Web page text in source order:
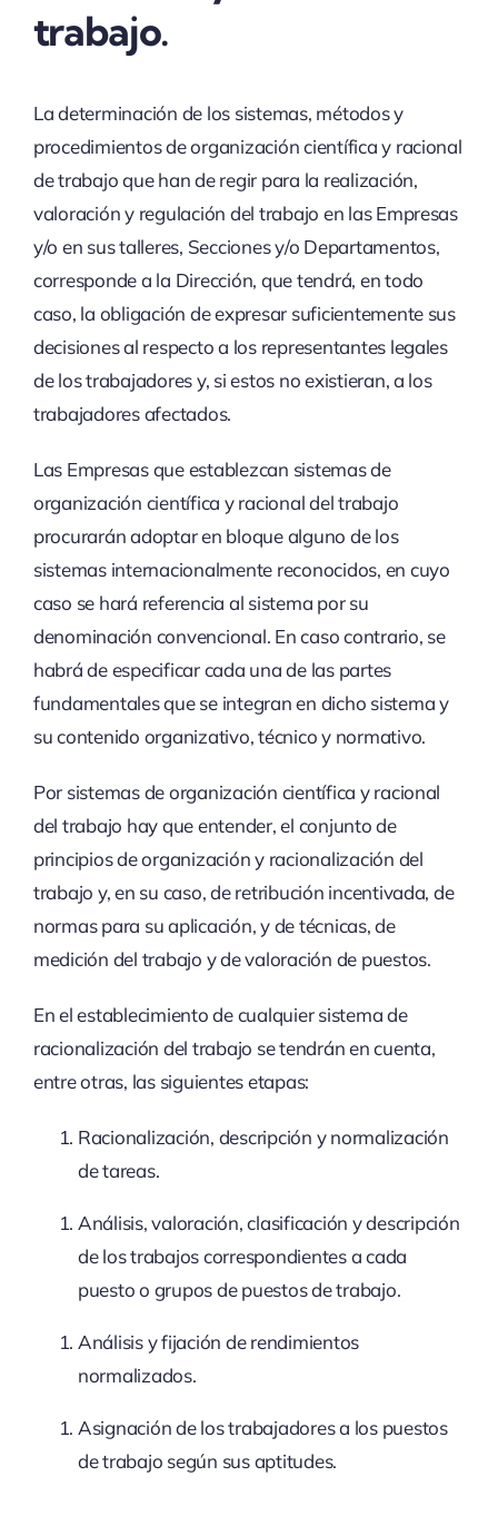
trabajo.
La determinación de los sistemas, métodos y
procedimientos de organización científica y racional
de trabajo que han de regir para la realización,
valoración y regulación del trabajo en las Empresas
y/o en sus talleres, Secciones y/o Departamentos,
corresponde a la Dirección, que tendrá, en todo
caso, la obligación de expresar suficientemente sus
decisiones al respecto a los representantes legales
de los trabajadores y, si estos no existieran, a los
trabajadores afectados.
Las Empresas que establezcan sistemas de
organización científica y racional del trabajo
procurarán adoptar en bloque alguno de los
sistemas internacionalmente reconocidos, en cuyo
caso se hará referencia al sistema por su
denominación convencional. En caso contrario, se
habrá de especificar cada una de las partes
fundamentales que se integran en dicho sistema y
su contenido organizativo, técnico y normativo.
Por sistemas de organización científica y racional
del trabajo hay que entender, el conjunto de
principios de organización y racionalización del
trabajo y, en su caso, de retribución incentivada, de
normas para su aplicación, y de técnicas, de
medición del trabajo y de valoración de puestos.
En el establecimiento de cualquier sistema de
racionalización del trabajo se tendrán en cuenta,
entre otras, las siguientes etapas:
Racionalización, descripción y normalización
de tareas.
Análisis, valoración, clasificación y descripción
de los trabajos correspondientes a cada
puesto o grupos de puestos de trabajo.
Análisis y fijación de rendimientos
normalizados.
Asignación de los trabajadores a los puestos
de trabajo según sus aptitudes.